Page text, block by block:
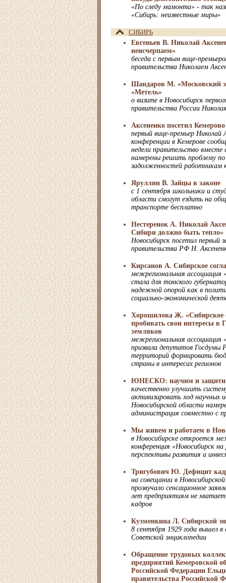
«По следу мамонта» - так
«Сибирь: неизвестные миры»
СИБИРЬ
Евгеньев В. Николай
неисчерпаем»
беседа с первым вице-
правительства Николаем
Шандаров М. «Московский
«Метель»
о визите в Новосибирск
правительства России
Аксененко посетил Кемерово
первый вице-премьер Николай
конференции в Кемерове
недели правительство
намерены решить проблему
задолженностей работникам
Яруллин В. Зайцы в законе
с 1 сентября школьники и
области смогут ездить на
транспорте бесплатно
Нестеренок А. Николай
Сибири должно быть тепло»
Новосибирск посетил первый
правительства РФ Н.
Кирсанов А. Сибирское
межрегиональная ассоциация
стала для томского
надежной опорой как в
социально-экономической
Хорошилова Ж. «Сибирское
пробивать свои интересы в
земляков
межрегиональная ассоциация
призвала депутатов Госдумы
территорий формировать
страны в интересах регионов
ЮНЕСКО: научим и
качественно улучшить
активизировать ход научных
Новосибирской области
администрация совместно
Мы живем и работаем в
в Новосибирске откроется
конференция «Новосибирск
перспективы развития и
Тригубович Ю. Дефицит
на совещании в
прозвучало сенсационное
лет предприятиям не
кадров
Кузменкина Л. Сибирской
8 сентября 1929 года вышел
Советской энциклопедии
Обращение трудовых
предприятий Кемеровской
Российской Федерации
правительства Российской